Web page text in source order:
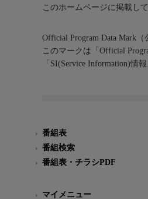
このホームページに掲載し
Official Program Data Mark（
このマークは「Official
「SI(Service Information)情
番組表
番組検索
番組表・チラシPDF
マイメニュー